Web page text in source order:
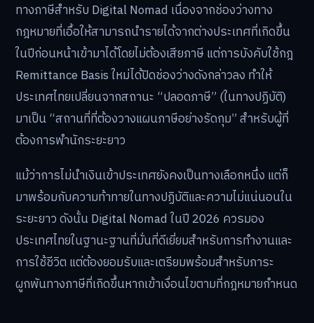
ทางภาษีสำหรับ Digital Nomad เนื่องจากช่องว่างทาง
กฎหมายที่เอื้อให้สามารถนำรายได้จากต่างประเทศที่เกิดขึ้น
ในปีก่อนหน้าเข้ามาได้โดยไม่ต้องเสียภาษี แต่การบังคับใช้กฎ
Remittance Basis ใหม่ได้ปิดช่องว่างดังกล่าวลง ทำให้
ประเทศไทยเปลี่ยนจากสถานะ “ปลอดภาษี” (ในทางปฏิบัติ)
มาเป็น “สถานที่ที่ต้องวางแผนภาษีอย่างรัดกุม” สำหรับผู้ที่
ต้องการพำนักระยะยาว
แม้ว่าการไม่นำเงินเข้าประเทศยังคงเป็นทางเลือกหนึ่ง แต่ก็
มาพร้อมกับความท้าทายในทางปฏิบัติและความไม่แน่นอนใน
ระยะยาว ดังนั้น Digital Nomad ในปี 2026 ควรมอง
ประเทศไทยในฐานะฐานที่มั่นที่ดีเยี่ยมสำหรับการทำงานและ
การใช้ชีวิต แต่ต้องยอมรับและเตรียมพร้อมสำหรับภาระ
ผูกพันทางภาษีที่เกิดขึ้นหากเข้าเงื่อนไขตามที่กฎหมายกำหนด